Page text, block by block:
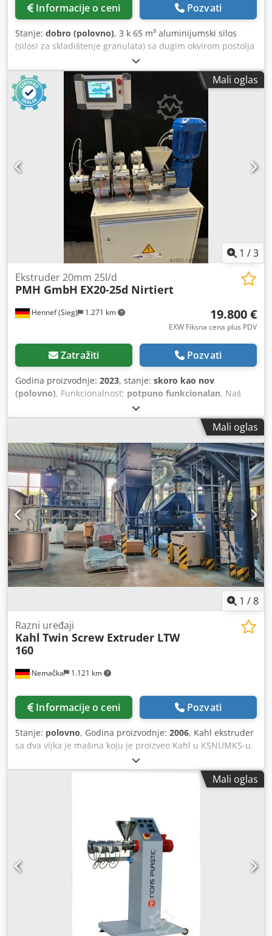
Informacije o ceni Pozvati
Stanje: dobro (polovno), 3 k 65 m³ aluminijumski silos
(silosi za skladištenje granulata) sa dugim okvirom postolja
(koristi) Kapacitet cca. 65.000 Ltr. Prečnik (iznutra) oko
3.000 mm Ukupna visina oko 12.000 mm Nasipna gustina:
0,6 kg / dm³ Nagib konusa: 90 stepeni Priključci na gornjem
spratu: Djdpfxovmidye Ac Uock 1 ventilacijska mlaznica sa
DN 200 haubom 1 prirubnica mlaznica DN 100 U kaputu: 1
sklopiva kupola DN 450 1 cev za punjenje povučena DN 80
Klip: Konus se završava u DN 150 prirubnici sa kutijom za
ekstrakciju inače prema skici i fotografijama
Mali oglas
1 /3
Hennef (Sieg) 1.271 km
Ekstruder 20mm 25l/d
PMH GmbH EX20-25d Nirtiert
19.800 €
EXW Fiksna cena plus PDV
Zatražiti Pozvati
Godina proizvodnje: 2023, stanje: skoro kao nov
(polovno), Funkcionalnost: potpuno funkcionalan, Naš
kompaktni ekstruder model EX20-25d Proizvođač: PMH
GmbH Prečnik puža [mm]: 20 Dužina puža [L/D]: 25 Brzina
obrtaja puža [min-1]: 10-192 Puž: nitriran Obrtni moment:
55 Nm Pogon: trofazni elektromotor sa frekventnim
regulatorom Dcodpfx Aeq R Tkwsc Uek Snaga pogona [kW]:
1,1 kW Materijal cilindra: nitriran Električne priključne
vrednosti: 3 / N / PE Napajanje [V]: 400 V na 50 Hz
Upravljački napon [V]: 24 V Keramičke grejače trake [W]:
1200 W Broj grejača: 3 Maks. kapacitet: cca 5 kg/h Maks.
procesna temperatura [°C]: 300
Mali oglas
1 /8
Nemačka 1.121 km
Razni uređaji
Kahl Twin Screw Extruder LTW
160
Informacije o ceni Pozvati
Stanje: polovno, Godina proizvodnje: 2006, Kahl ekstruder
sa dva vijka je mašina koju je proizveo Kahl u KSNUMKS-u.
Trenutno se skladišti u Nemačkoj i opremljen je
kontejnerom za fino zrno, ispuštanjem finog zrna, vrećom
za fino zrno, jedinicom za pojas (tip: BTK 1510-0),
uklanjanje prašine, tumbler ekran, uklanjanje prašine,
završnu ambalažu, pojas za kosu, rezervoar proizvoda,
lanac transporter, ciklon, rotacioni ventil, razvodnik, kesa
za prašinu, izduvni ventilator, protok vazduha rotacioni
sušara, feed sto, mikser i dodatni dovod vazduha ventilator
i pojas za kosu. Uslovi isporuke su FCA. Dcodpsvfxqyefx Ac
Usk Opremu: KSNUMKS k stol za hranjenje, KSNUMKS k
transporter lanca cevi, KSNUMKS k mikser 1 k dodavanje
vode, 1 k ekstruder, 1 k ventilator za dovod vazduha,
Mali oglas